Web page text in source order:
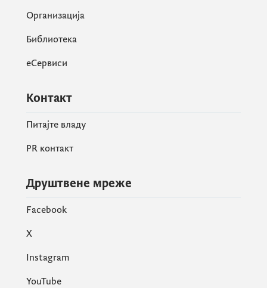
Организација
Библиотека
еСервиси
Контакт
Питајте владу
PR контакт
Друштвене мреже
Facebook
X
Instagram
YouTube